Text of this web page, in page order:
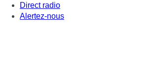
Direct radio
Alertez-nous